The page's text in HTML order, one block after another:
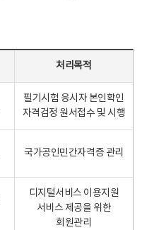
처리목적
필기시험 응시자 본인확인
자격검정 원서접수 및 시행
국가공인민간자격증 관리
디지털서비스 이용지원
서비스 제공을 위한
회원관리